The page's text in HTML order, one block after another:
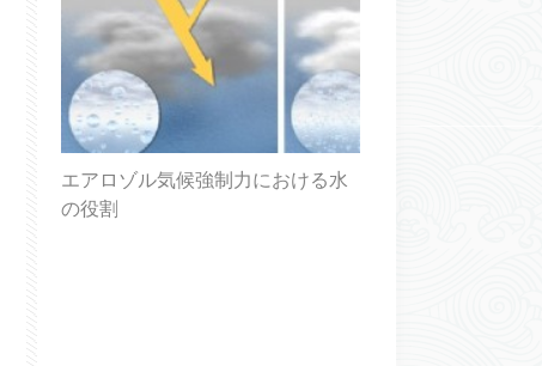
エアロゾル気候強制力における水
の役割